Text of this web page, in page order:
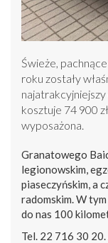
Świeże,
roku zostały
kosztuje 74 900
wyposażona.
Granatowego
legionowskim,
piaseczyńskim, a
radomskim. W
do nas 100
Tel. 22 716 30